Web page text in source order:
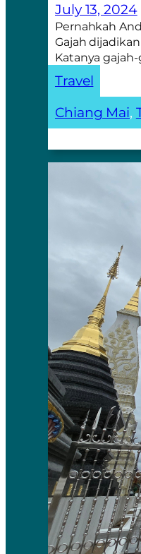
July 13, 2024
Pernahkah
Gajah
Katanya
Travel
Chiang Mai,